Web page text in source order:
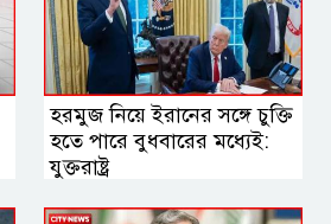
হরমুজ নিয়ে ইরানের সঙ্গে চুক্তি
হতে পারে বুধবারের মধ্যেই:
যুক্তরাষ্ট্র